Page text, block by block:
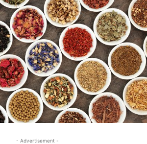
- Advertisement -